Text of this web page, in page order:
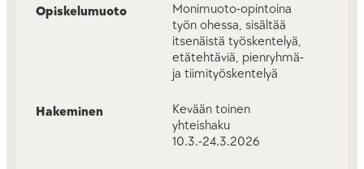
Opiskelumuoto
Monimuoto-opintoina
työn ohessa, sisältää
itsenäistä työskentelyä,
etätehtäviä, pienryhmä-
ja tiimityöskentelyä
Hakeminen
Kevään toinen
yhteishaku
10.3.-24.3.2026